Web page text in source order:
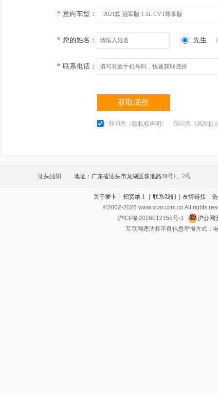
* 意向车型： 2021款 冠军版 1.5L CVT尊享版
* 您的姓名： 先生
* 联系电话：
获取底价
我同意 《隐私权声明》 我同意 《风险提
汕头汕阳 地址：广东省汕头市龙湖区珠池路28号1、2号
关于爱卡 | 招贤纳士 | 联系我们 | 友情链接 |
©2002-2026 www.xcar.com.cn All rights
沪ICP备2026012155号-1
沪公网
互联网违法和不良信息举报方式：